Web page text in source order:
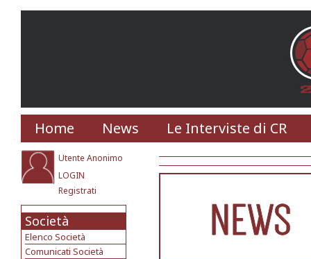
Home News Le Interviste di CR
Utente Anonimo
LOGIN
Registrati
Società
Elenco Società
Comunicati Società